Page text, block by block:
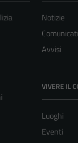
Notizie
Comunicati
Avvisi
VIVERE IL
Luoghi
Eventi